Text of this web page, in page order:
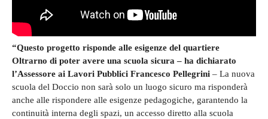
“Questo progetto risponde alle esigenze del quartiere
Oltrarno di poter avere una scuola sicura – ha dichiarato
l’Assessore ai Lavori Pubblici Francesco Pellegrini – La nuova
scuola del Doccio non sarà solo un luogo sicuro ma risponderà
anche alle rispondere alle esigenze pedagogiche, garantendo la
continuità interna degli spazi, un accesso diretto alla scuola